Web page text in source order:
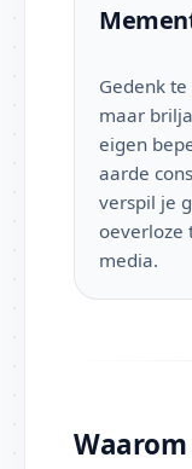
Gedenk
maar
eigen
aarde
verspil je
oeverloze
media.